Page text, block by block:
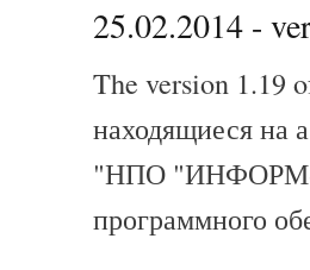
25.02.2014 -
The version 1.19
находящиеся на
"НПО "ИНФОРМ-
программного